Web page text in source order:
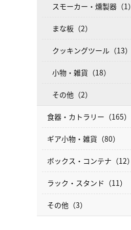
スモーカー・燻製器（1）
まな板（2）
クッキングツール（13）
小物・雑貨（18）
その他（2）
食器・カトラリー（165）
ギア小物・雑貨（80）
ボックス・コンテナ（12）
ラック・スタンド（11）
その他（3）